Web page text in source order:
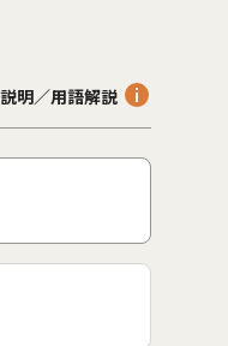
明／用語解説